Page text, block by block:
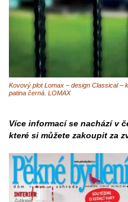
Kovový plot Lomax – design Classical –
patina černá. LOMAX
Více informací se nachází v
které si můžete zakoupit za